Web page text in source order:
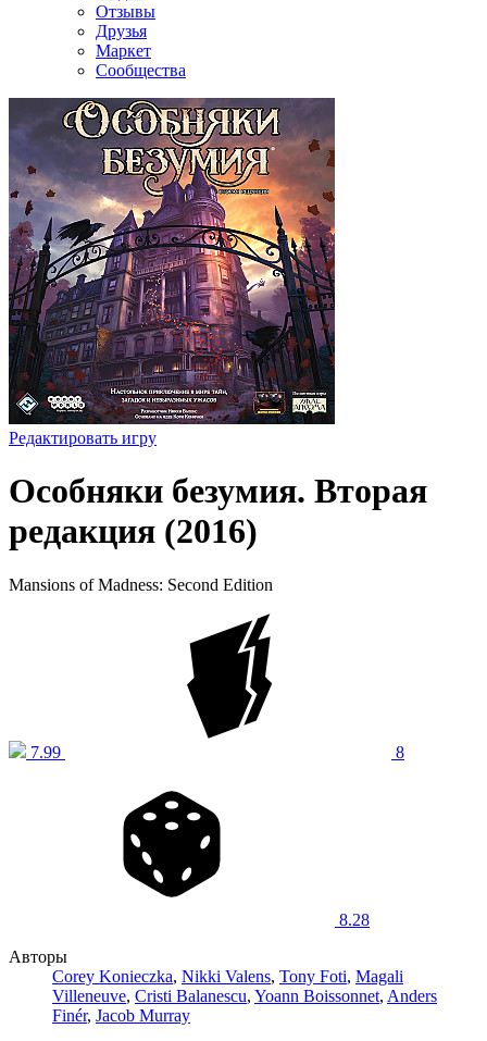
Отзывы
Друзья
Маркет
Сообщества
Редактировать игру
Особняки безумия. Вторая
редакция (2016)
Mansions of Madness: Second Edition
7.99 8
8.28
Авторы
Corey Konieczka, Nikki Valens, Tony Foti, Magali
Villeneuve, Cristi Balanescu, Yoann Boissonnet, Anders
Finér, Jacob Murray